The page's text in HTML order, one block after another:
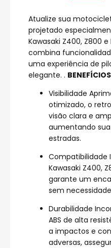
Atualize sua
projetado
Kawasaki Z400, Z800
combina
uma experiência de
elegante. .
Visibilidade
otimizado, o
visão clara e
aumentando
estradas.
Compatibilidade
Kawasaki Z400,
garante um
sem
Durabilidade
ABS de alta
a impactos e
adversas,